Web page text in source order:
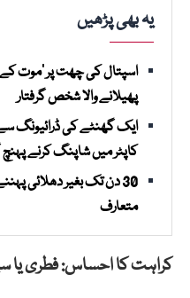
یہ بھی پڑھیں
اسپتال کی چھت پر ’موت
پھیلانے والا شخص گرفتار
کاپٹر میں شاپنگ کرنے پہنچ
30 دن تک بغیر دھلائی
متعارف
کراہت کا احساس: فطری یا